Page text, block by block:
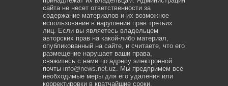
сайта не несет ответственности за
содержание материалов и их возможное
использование в нарушение прав третьих
лиц. Если вы являетесь владельцем
авторских прав на какой-либо материал,
опубликованный на сайте, и считаете, что его
размещение нарушает ваши права,
свяжитесь с нами по адресу электронной
почты info@news.net.uz . Мы предпримем все
необходимые меры для его удаления или
корректировки в кратчайшие сроки.